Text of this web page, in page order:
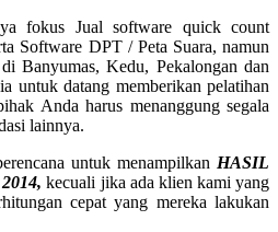
fokus Jual software quick count
Software DPT / Peta Suara, namun
Banyumas, Kedu, Pekalongan dan
untuk datang memberikan pelatihan
Anda harus menanggung segala
lainnya.
untuk menampilkan HASIL
kecuali jika ada klien kami yang
cepat yang mereka lakukan